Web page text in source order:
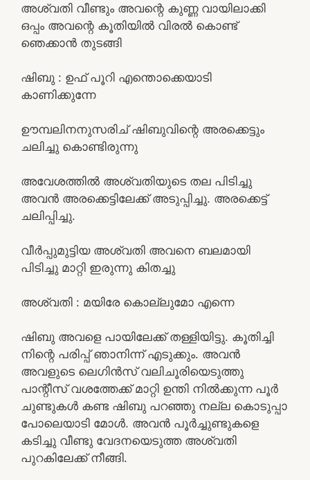
അശ്വതി വീണ്ടും അവന്റെ കുണ്ണ വായിലാക്കി
ഒപ്പം അവന്റെ കൂതിയിൽ വിരൽ കൊണ്ട്
ഞെക്കാൻ തുടങ്ങി
ഷിബു : ഉഫ് പൂറി എന്തൊക്കെയാടി
കാണിക്കുന്നേ
ഊമ്പലിനനുസരിച് ഷിബുവിന്റെ അരക്കെട്ടും
ചലിച്ചു കൊണ്ടിരുന്നു
അവേശത്തിൽ അശ്വതിയുടെ തല പിടിച്ചു
അവൻ അരക്കെട്ടിലേക്ക് അടുപ്പിച്ചു. അരക്കെട്ട്
ചലിപ്പിച്ചു.
വീർപ്പുമുട്ടിയ അശ്വതി അവനെ ബലമായി
പിടിച്ചു മാറ്റി ഇരുന്നു കിതച്ചു
അശ്വതി : മയിരേ കൊല്ലുമോ എന്നെ
ഷിബു അവളെ പായിലേക്ക് തള്ളിയിട്ടു. കൂതിച്ചി
നിന്റെ പരിപ്പ് ഞാനിന്ന് എടുക്കും. അവൻ
അവളുടെ ലെഗിൻസ് വലിചൂരിയെടുത്തു
പാന്റീസ് വശത്തേക്ക് മാറ്റി ഉന്തി നിൽക്കുന്ന പൂർ
ചുണ്ടുകൾ കണ്ട ഷിബു പറഞ്ഞു നല്ല കൊടുപ്പാ
പോലെയാടി മോൾ. അവൻ പൂർച്ചുണ്ടുകളെ
കടിച്ചു വീണ്ടു വേദനയെടുത്ത അശ്വതി
പുറകിലേക്ക് നീങ്ങി.